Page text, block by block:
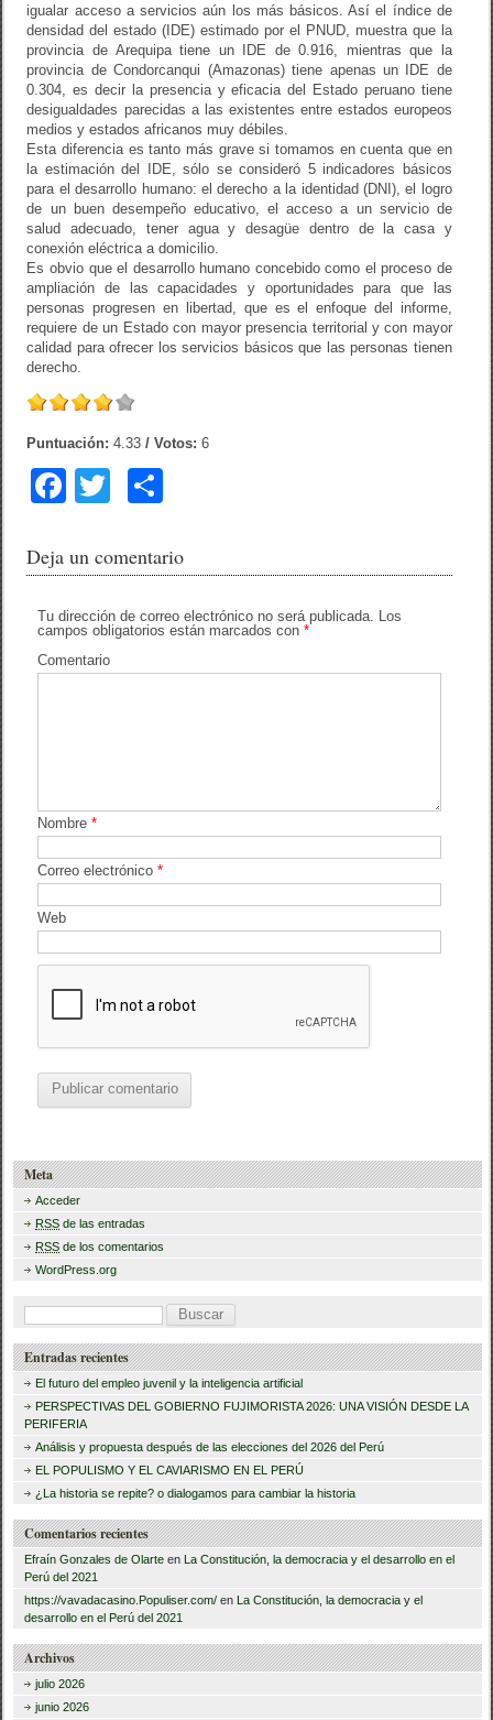
igualar acceso a servicios aún los más básicos. Así el índice de
densidad del estado (IDE) estimado por el PNUD, muestra que la
provincia de Arequipa tiene un IDE de 0.916, mientras que la
provincia de Condorcanqui (Amazonas) tiene apenas un IDE de
0.304, es decir la presencia y eficacia del Estado peruano tiene
desigualdades parecidas a las existentes entre estados europeos
medios y estados africanos muy débiles.
Esta diferencia es tanto más grave si tomamos en cuenta que en
la estimación del IDE, sólo se consideró 5 indicadores básicos
para el desarrollo humano: el derecho a la identidad (DNI), el logro
de un buen desempeño educativo, el acceso a un servicio de
salud adecuado, tener agua y desagüe dentro de la casa y
conexión eléctrica a domicilio.
Es obvio que el desarrollo humano concebido como el proceso de
ampliación de las capacidades y oportunidades para que las
personas progresen en libertad, que es el enfoque del informe,
requiere de un Estado con mayor presencia territorial y con mayor
calidad para ofrecer los servicios básicos que las personas tienen
derecho.
Puntuación:4.33 / Votos:6
F
c
b
o
T
tt
m
ar
Deja un comentario
Tu dirección de correo electrónico no será publicada. Los
campos obligatorios están marcados con*
Comentario
Nombre*
Correo electrónico*
Web
Meta
Acceder
RSS de las entradas
RSS de los comentarios
WordPress.org
B
u
s
c
a
:
Entradas recientes
El futuro del empleo juvenil y la inteligencia artificial
PERSPECTIVAS DEL GOBIERNO FUJIMORISTA 2026: UNA VISIÓN DESDE LA
PERIFERIA
Análisis y propuesta después de las elecciones del 2026 del Perú
EL POPULISMO Y EL CAVIARISMO EN EL PERÚ
¿La historia se repite? o dialogamos para cambiar la historia
Comentarios recientes
Efraín Gonzales de Olarte en La Constitución, la democracia y el desarrollo en el
Perú del 2021
https://vavadacasino.Populiser.com/ en La Constitución, la democracia y el
desarrollo en el Perú del 2021
Archivos
julio 2026
junio 2026